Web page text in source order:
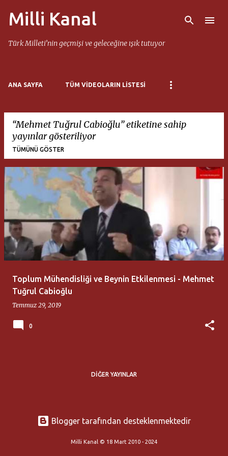
Ana içeriğe atla
Milli Kanal
Türk Milleti’nin geçmişi ve geleceğine ışık tutuyor
ANA SAYFA TÜM VIDEOLARIN LISTESI
Mehmet Tuğrul Cabioğlu etiketine sahip
yayınlar gösteriliyor
TÜMÜNÜ GÖSTER
K
y
t
Toplum Mühendisliği ve Beynin Etkilenmesi - Mehmet
Tuğrul Cabioğlu
Temmuz 29, 2019
0
DIĞER YAYINLAR
Blogger tarafından desteklenmektedir
Milli Kanal © 18 Mart 2010 - 2024